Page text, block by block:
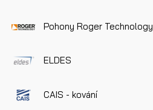
Pohony Roger Technology
ELDES
CAIS - kování